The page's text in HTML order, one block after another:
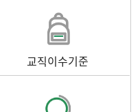
교직이수기준